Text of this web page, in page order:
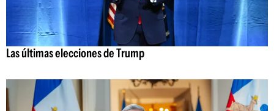
Las últimas elecciones de Trump